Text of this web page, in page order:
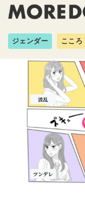
ジェンダー こころ